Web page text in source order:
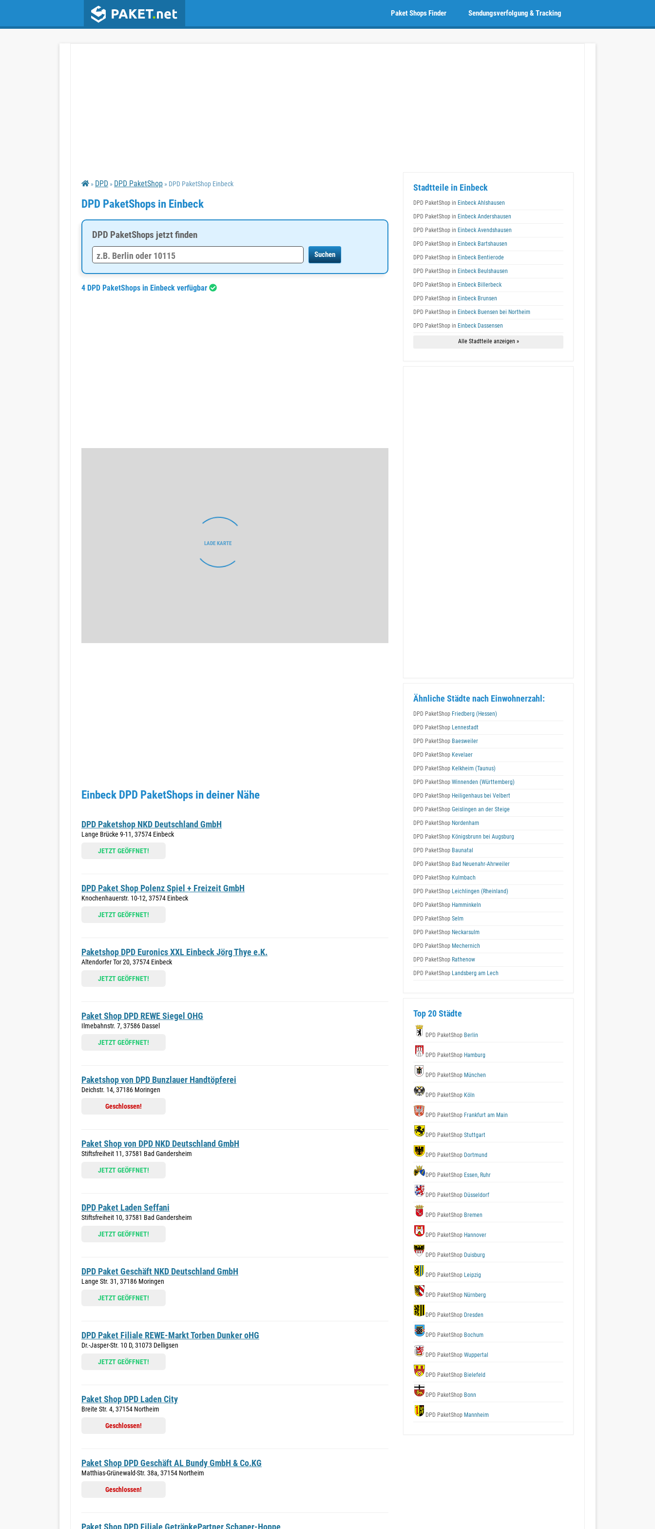
Sendungsverfolgung & Tracking
Paket Shops Finder
» DPD » DPD PaketShop » DPD PaketShop Einbeck
DPD PaketShops in Einbeck
DPD PaketShops jetzt finden
4 DPD PaketShops in Einbeck verfügbar
Einbeck DPD PaketShops in deiner Nähe
DPD Paketshop NKD Deutschland GmbH
Lange Brücke 9-11, 37574 Einbeck
JETZT GEÖFFNET!
DPD Paket Shop Polenz Spiel + Freizeit GmbH
Knochenhauerstr. 10-12, 37574 Einbeck
JETZT GEÖFFNET!
Paketshop DPD Euronics XXL Einbeck Jörg Thye e.K.
Altendorfer Tor 20, 37574 Einbeck
JETZT GEÖFFNET!
Paket Shop DPD REWE Siegel OHG
Ilmebahnstr. 7, 37586 Dassel
JETZT GEÖFFNET!
Paketshop von DPD Bunzlauer Handtöpferei
Deichstr. 14, 37186 Moringen
Geschlossen!
Paket Shop von DPD NKD Deutschland GmbH
Stiftsfreiheit 11, 37581 Bad Gandersheim
JETZT GEÖFFNET!
DPD Paket Laden Seffani
Stiftsfreiheit 10, 37581 Bad Gandersheim
JETZT GEÖFFNET!
DPD Paket Geschäft NKD Deutschland GmbH
Lange Str. 31, 37186 Moringen
JETZT GEÖFFNET!
DPD Paket Filiale REWE-Markt Torben Dunker oHG
Dr.-Jasper-Str. 10 D, 31073 Delligsen
JETZT GEÖFFNET!
Paket Shop DPD Laden City
Breite Str. 4, 37154 Northeim
Geschlossen!
Paket Shop DPD Geschäft AL Bundy GmbH & Co.KG
Matthias-Grünewald-Str. 38a, 37154 Northeim
Geschlossen!
Paket Shop DPD Filiale GetränkePartner Schaper-Hoppe
Stadtteile in Einbeck
DPD PaketShop in Einbeck Ahlshausen
DPD PaketShop in Einbeck Andershausen
DPD PaketShop in Einbeck Avendshausen
DPD PaketShop in Einbeck Bartshausen
DPD PaketShop in Einbeck Bentierode
DPD PaketShop in Einbeck Beulshausen
DPD PaketShop in Einbeck Billerbeck
DPD PaketShop in Einbeck Brunsen
DPD PaketShop in Einbeck Buensen bei Northeim
DPD PaketShop in Einbeck Dassensen
Alle Stadtteile anzeigen »
Ähnliche Städte nach Einwohnerzahl:
DPD PaketShop Friedberg (Hessen)
DPD PaketShop Lennestadt
DPD PaketShop Baesweiler
DPD PaketShop Kevelaer
DPD PaketShop Kelkheim (Taunus)
DPD PaketShop Winnenden (Württemberg)
DPD PaketShop Heiligenhaus bei Velbert
DPD PaketShop Geislingen an der Steige
DPD PaketShop Nordenham
DPD PaketShop Königsbrunn bei Augsburg
DPD PaketShop Baunatal
DPD PaketShop Bad Neuenahr-Ahrweiler
DPD PaketShop Kulmbach
DPD PaketShop Leichlingen (Rheinland)
DPD PaketShop Hamminkeln
DPD PaketShop Selm
DPD PaketShop Neckarsulm
DPD PaketShop Mechernich
DPD PaketShop Rathenow
DPD PaketShop Landsberg am Lech
Top 20 Städte
DPD PaketShop Berlin
DPD PaketShop Hamburg
DPD PaketShop München
DPD PaketShop Köln
DPD PaketShop Frankfurt am Main
DPD PaketShop Stuttgart
DPD PaketShop Dortmund
DPD PaketShop Essen, Ruhr
DPD PaketShop Düsseldorf
DPD PaketShop Bremen
DPD PaketShop Hannover
DPD PaketShop Duisburg
DPD PaketShop Leipzig
DPD PaketShop Nürnberg
DPD PaketShop Dresden
DPD PaketShop Bochum
DPD PaketShop Wuppertal
DPD PaketShop Bielefeld
DPD PaketShop Bonn
DPD PaketShop Mannheim